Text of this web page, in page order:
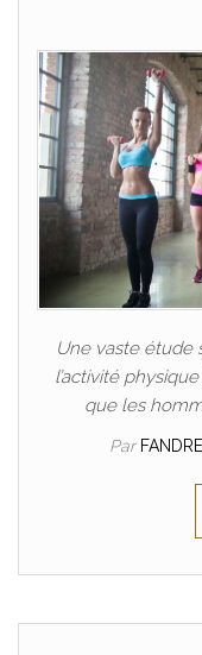
Une vaste étude
l’activité
que les
Par